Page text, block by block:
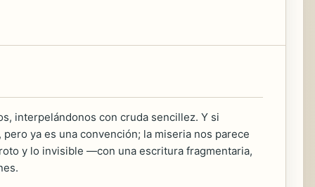
interpelándonos con cruda sencillez. Y si
ya es una convención; la miseria nos parece
y lo invisible —con una escritura fragmentaria,